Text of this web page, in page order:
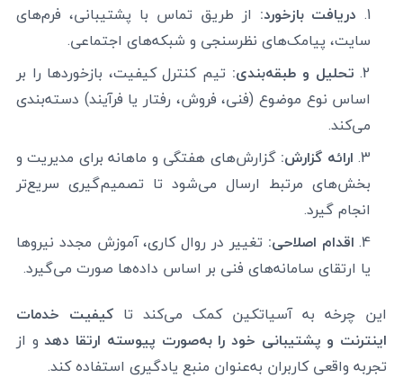
دریافت بازخورد: از طریق تماس با پشتیبانی، فرم‌های
سایت، پیامک‌های نظرسنجی و شبکه‌های اجتماعی.
تحلیل و طبقه‌بندی: تیم کنترل کیفیت، بازخوردها را بر
اساس نوع موضوع (فنی، فروش، رفتار یا فرآیند) دسته‌بندی
می‌کند.
ارائه گزارش: گزارش‌های هفتگی و ماهانه برای مدیریت و
بخش‌های مرتبط ارسال می‌شود تا تصمیم‌گیری سریع‌تر
انجام گیرد.
اقدام اصلاحی: تغییر در روال کاری، آموزش مجدد نیروها
یا ارتقای سامانه‌های فنی بر اساس داده‌ها صورت می‌گیرد.
این چرخه به آسیاتکین کمک می‌کند تا کیفیت خدمات
اینترنت و پشتیبانی خود را به‌صورت پیوسته ارتقا دهدو از
تجربه واقعی کاربران به‌عنوان منبع یادگیری استفاده کند.